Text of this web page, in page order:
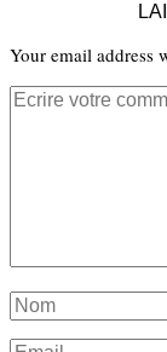
Your email address